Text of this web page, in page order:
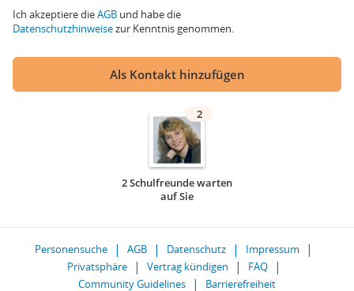
Ich akzeptiere dieAGB und habe die
Datenschutzhinweisezur Kenntnis genommen.
Als Kontakt hinzufügen
2
2 Schulfreunde warten
auf Sie
Personensuche AGB Datenschutz
Impressum
Privatsphäre
Vertrag kündigen
FAQ
Community Guidelines
Barrierefreiheit